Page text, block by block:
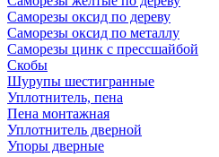
Саморезы оксид по дереву
Саморезы оксид по металлу
Саморезы цинк с прессшайбой
Скобы
Шурупы шестигранные
Уплотнитель, пена
Пена монтажная
Уплотнитель дверной
Упоры дверные